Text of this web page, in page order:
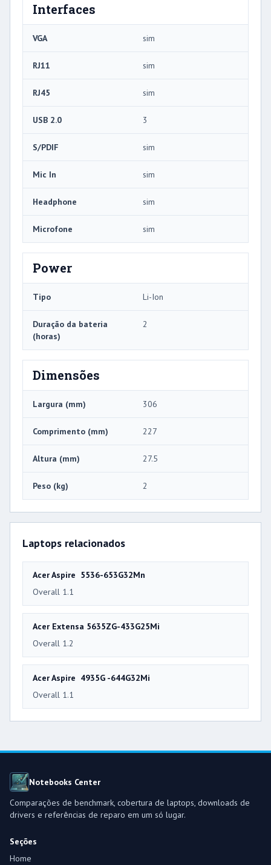
Interfaces
VGA sim
RJ11 sim
RJ45 sim
USB 2.0 3
S/PDIF sim
Mic In sim
Headphone sim
Microfone sim
Power
Tipo Li-Ion
Duração da bateria
(horas)
2
Dimensões
Largura (mm) 306
Comprimento (mm) 227
Altura (mm) 27.5
Peso (kg) 2
Laptops relacionados
Acer Aspire 5536-653G32Mn
Overall 1.1
Acer Extensa 5635ZG-433G25Mi
Overall 1.2
Acer Aspire 4935G -644G32Mi
Overall 1.1
Notebooks Center
Comparações de benchmark, cobertura de laptops, downloads de
drivers e referências de reparo em um só lugar.
Seções
Home